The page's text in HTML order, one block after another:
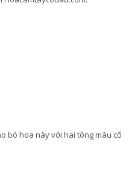
bó hoa này với hai tông màu cổ